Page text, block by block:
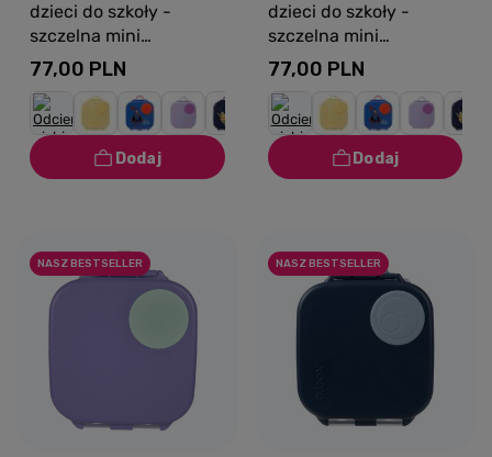
dzieci do szkoły -
szczelna mini
śniadaniówka z
przegródkami Indigo
Rose
77,00 PLN
dzieci do szkoły -
szczelna mini
śniadaniówka z
przegródkami Lemon
Twist
77,00 PLN
NASZ BESTSELLER NASZ BESTSELLER